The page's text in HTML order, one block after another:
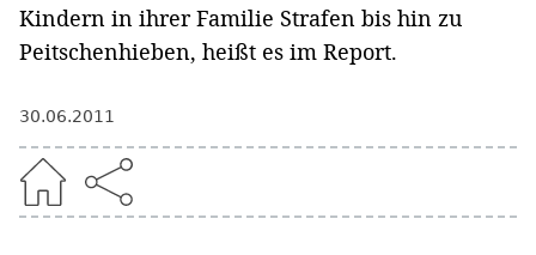
Kindern in ihrer Familie Strafen bis hin zu
Peitschenhieben, heißt es im Report.
30.06.2011